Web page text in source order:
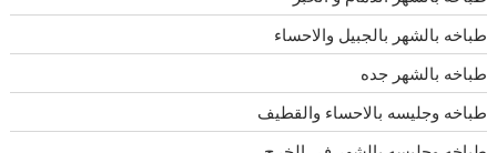
طباخه بالشهر بالجبيل والاحساء
طباخه بالشهر جده
طباخه وجليسه بالاحساء والقطيف